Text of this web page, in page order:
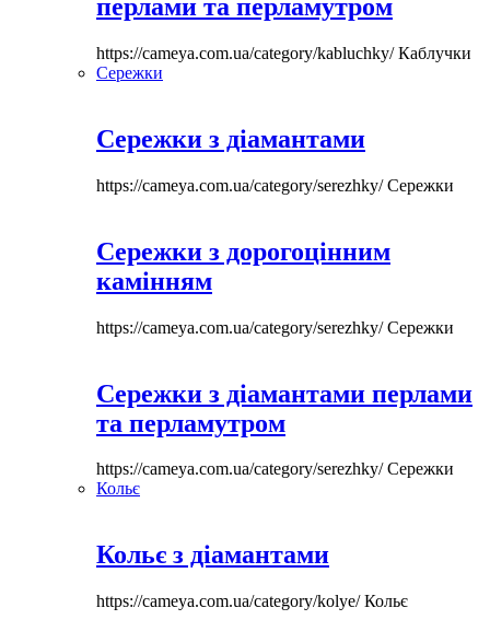
перлами та перламутром
https://cameya.com.ua/category/kabluchky/Каблучки
Сережки
Сережки з діамантами
https://cameya.com.ua/category/serezhky/Сережки
Сережки з дорогоцінним
камінням
https://cameya.com.ua/category/serezhky/Сережки
Сережки з діамантами перлами
та перламутром
https://cameya.com.ua/category/serezhky/Сережки
Кольє
Кольє з діамантами
https://cameya.com.ua/category/kolye/Кольє